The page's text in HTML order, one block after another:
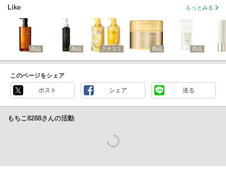
ボトルワークス
Like もっとみる
商品 商品 クチコミ 商品 商品
このページをシェア
ポスト シェア 送る
もちこ8288さんの活動